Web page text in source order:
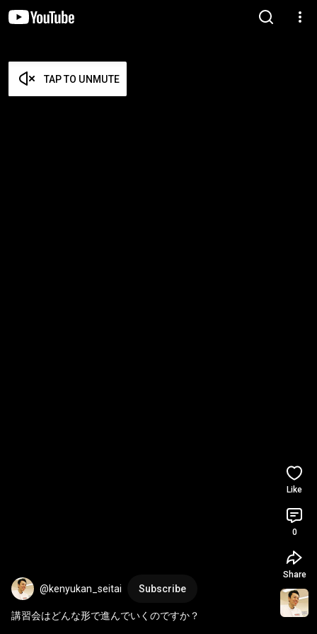
TAP TO UNMUTE
@kenyukan_seitai Subscribe
講習会はどんな形で進んでいくのですか？
Like
0
Share